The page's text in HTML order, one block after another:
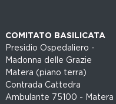
COMITATO BASILICATA
Presidio Ospedaliero -
Madonna delle Grazie
Matera (piano terra)
Contrada Cattedra
Ambulante 75100 - Matera